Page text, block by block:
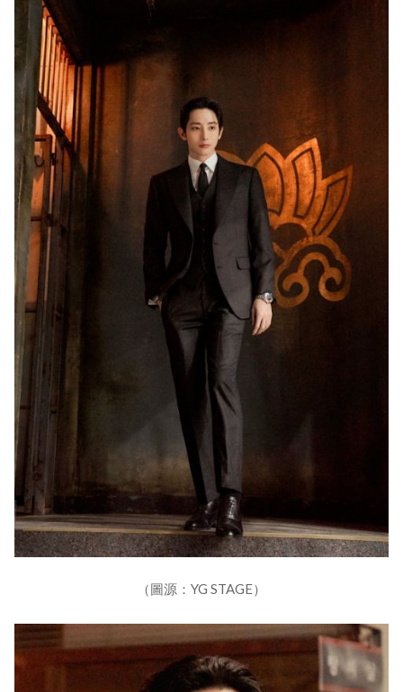
（圖源：YG STAGE）